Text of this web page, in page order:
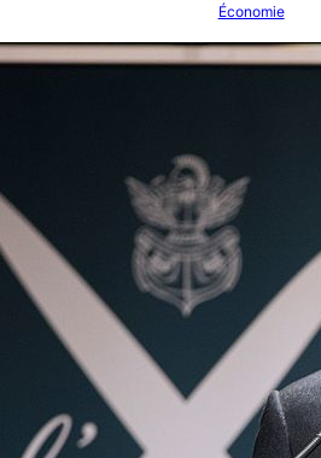
Économie